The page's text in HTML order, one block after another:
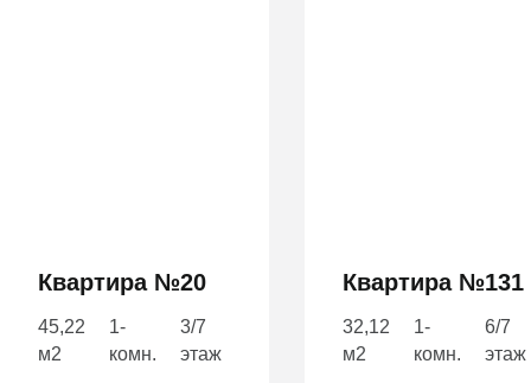
Квартира №20
45,22
м2
1-
комн.
3/7
этаж
Квартира №131
32,12
м2
1-
комн.
6/7
этаж